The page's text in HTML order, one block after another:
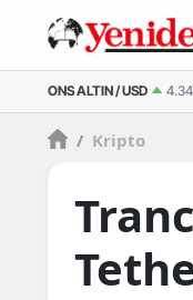
ONS ALTIN / USD
/ Kripto